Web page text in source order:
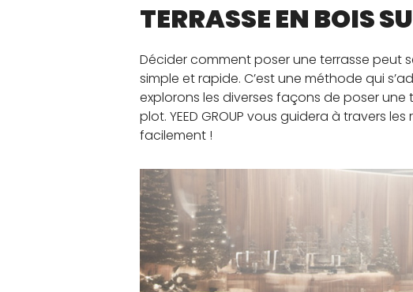
TERRASSE EN BOIS
Décider comment poser une terrasse peut
simple et rapide. C’est une méthode qui
explorons les diverses façons de poser
plot. YEED GROUP vous guidera à travers
facilement !